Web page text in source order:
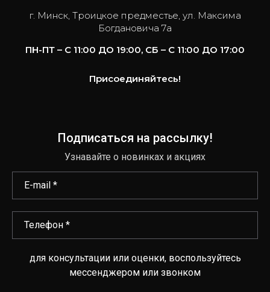
г. Минск, Троицкое предместье, ул. Максима
Богдановича 7а
ПН-ПТ – С 11:00 ДО 19:00, СБ – С 11:00 ДО 17:00
Подписаться на рассылку!
Узнавайте о новинках и акциях
для консультации или оценки, воспользуйтесь
мессенджером или звонком
Присоединяйтесь!